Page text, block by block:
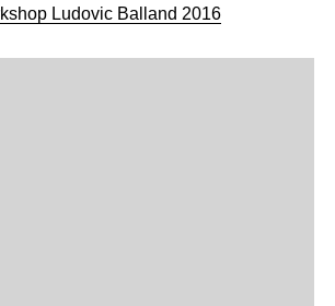
Ludovic Balland 2016